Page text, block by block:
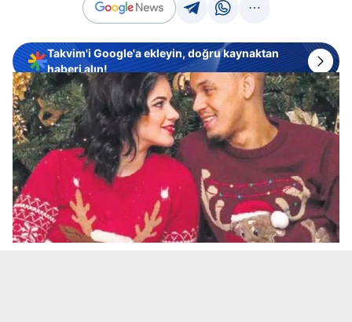
Takvim'i Google'a ekleyin, doğru kaynaktan
haberi alın!